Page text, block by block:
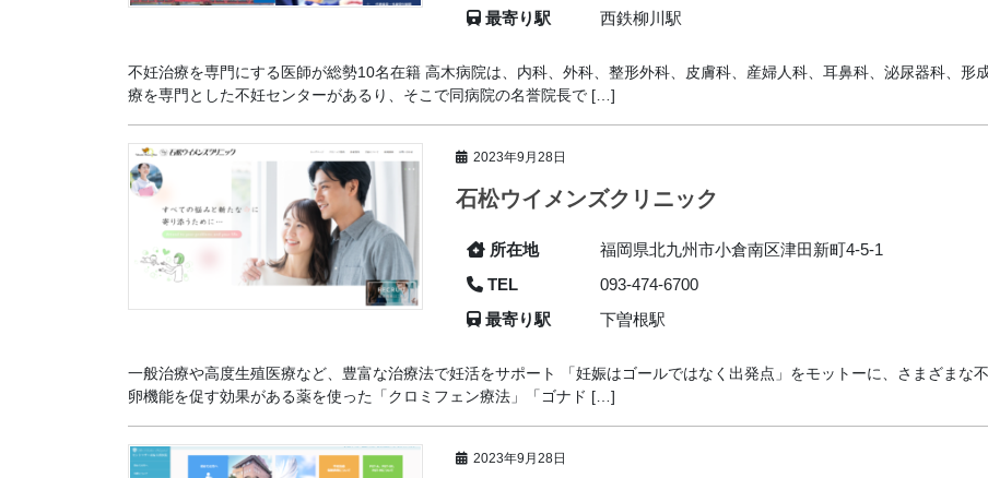
最寄り駅
西鉄柳川駅
不妊治療を専門にする医師が総勢10名在籍 高木病院は、内科、外科、整形外科、皮膚科、産婦人科、耳鼻科、泌尿器科、形
療を専門とした不妊センターがあるり、そこで同病院の名誉院長で […]
2023年9月28日
石松ウイメンズクリニック
所在地
福岡県北九州市小倉南区津田新町4-5-1
TEL
093-474-6700
最寄り駅
下曽根駅
一般治療や高度生殖医療など、豊富な治療法で妊活をサポート 「妊娠はゴールではなく出発点」をモットーに、さまざまな
卵機能を促す効果がある薬を使った「クロミフェン療法」「ゴナド […]
2023年9月28日